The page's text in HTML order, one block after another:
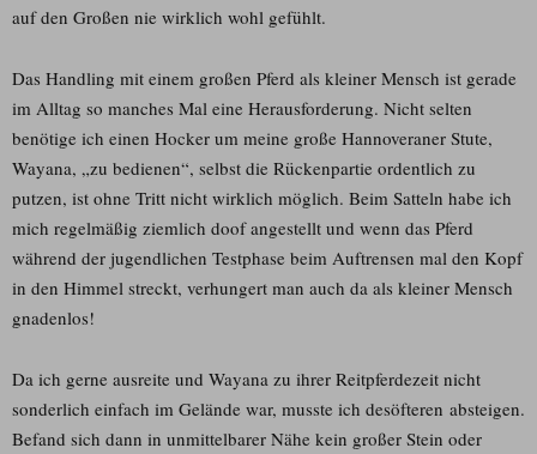
auf den Großen nie wirklich wohl gefühlt.
Das Handling mit einem großen Pferd als kleiner Mensch ist gerade
im Alltag so manches Mal eine Herausforderung. Nicht selten
benötige ich einen Hocker um meine große Hannoveraner Stute,
Wayana, „zu bedienen“, selbst die Rückenpartie ordentlich zu
putzen, ist ohne Tritt nicht wirklich möglich. Beim Satteln habe ich
mich regelmäßig ziemlich doof angestellt und wenn das Pferd
während der jugendlichen Testphase beim Auftrensen mal den Kopf
in den Himmel streckt, verhungert man auch da als kleiner Mensch
gnadenlos!
Da ich gerne ausreite und Wayana zu ihrer Reitpferdezeit nicht
sonderlich einfach im Gelände war, musste ich desöfteren absteigen.
Befand sich dann in unmittelbarer Nähe kein großer Stein oder